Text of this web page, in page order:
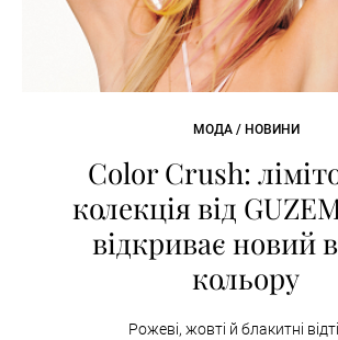
МОДА / НОВИНИ
Color Crush:
колекція від
відкриває новий
кольору
Рожеві, жовті й блакитні